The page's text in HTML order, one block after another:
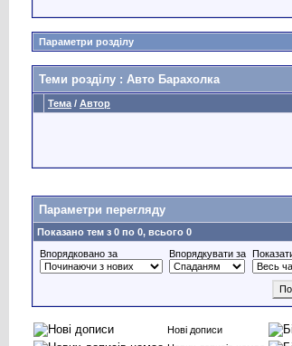
Параметри розділу
Теми розділу : Авто Барахолка
Тема / Автор
Параметри перегляду
Показано тем з 0 по 0, всього 0
Впорядковано за
Впорядкувати за
Нові дописи